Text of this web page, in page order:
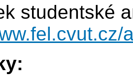
studentské